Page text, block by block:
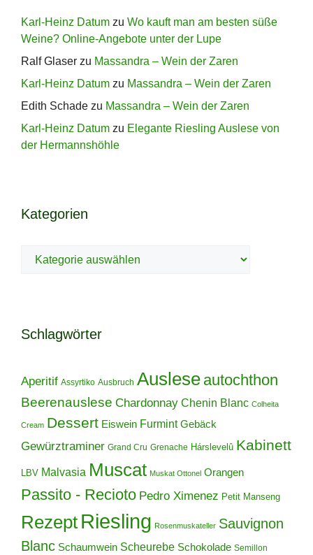
Karl-Heinz Datum zu Wo kauft man am besten süße
Weine? Online-Angebote unter der Lupe
Ralf Glaser zu Massandra – Wein der Zaren
Karl-Heinz Datum zu Massandra – Wein der Zaren
Edith Schade zu Massandra – Wein der Zaren
Karl-Heinz Datum zu Elegante Riesling Auslese von
der Hermannshöhle
Kategorien
Kategorien
Schlagwörter
Aperitif Assyrtiko Ausbruch Auslese autochthon
Beerenauslese Chardonnay Chenin Blanc Colheita
Cream Dessert Eiswein Furmint Gebäck
Gewürztraminer Grand Cru Grenache Hárslevelû Kabinett
LBV Malvasia Muscat Muskat Ottonel Orangen
Passito - Recioto Pedro Ximenez Petit Manseng
Rezept Riesling Rosenmuskateller Sauvignon
Blanc Schaumwein Scheurebe Schokolade Semillon